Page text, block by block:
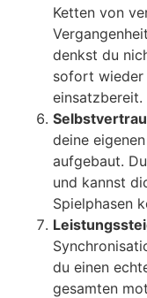
Ketten von
denkst du
sofort wieder
einsatzbereit.
deine
aufgebaut.
und kannst
Spielphasen
du einen
gesamten